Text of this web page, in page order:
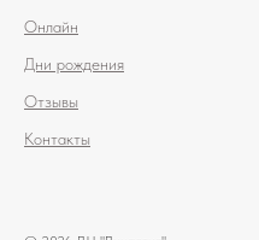
Онлайн
Дни рождения
Отзывы
Контакты